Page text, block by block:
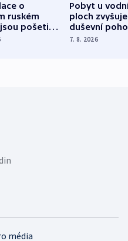
o
ruském
pošetilé,
Pobyt u
ploch zvyšuje
duševní
ukázala
7. 8. 2026
média